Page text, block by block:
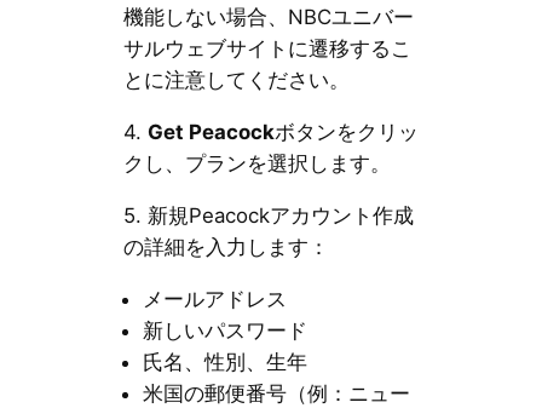
機能しない場合、NBCユニバー
サルウェブサイトに遷移するこ
とに注意してください。
4. Get Peacockボタンをクリッ
クし、プランを選択します。
5. 新規Peacockアカウント作成
の詳細を入力します：
メールアドレス
新しいパスワード
氏名、性別、生年
米国の郵便番号（例：ニュー